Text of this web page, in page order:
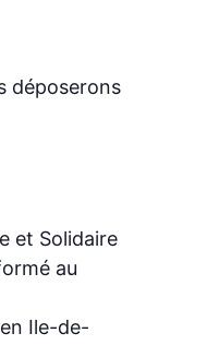
déposerons
et Solidaire
au
Ile-de-